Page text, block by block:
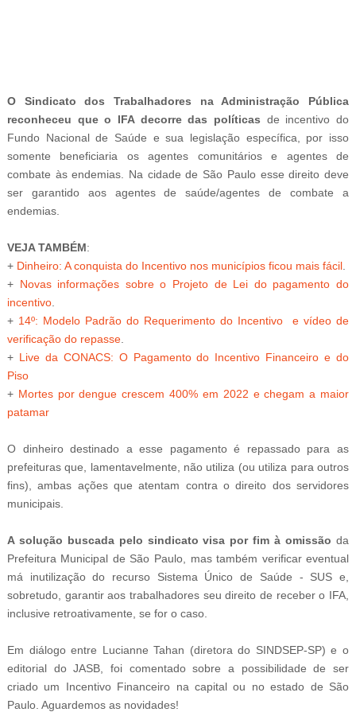
O Sindicato dos Trabalhadores na Administração Pública
reconheceu que o IFA decorre das políticas de incentivo do
Fundo Nacional de Saúde e sua legislação específica, por isso
somente beneficiaria os agentes comunitários e agentes de
combate às endemias. Na cidade de São Paulo esse direito deve
ser garantido aos agentes de saúde/agentes de combate a
endemias.
VEJA TAMBÉM:
+ Dinheiro: A conquista do Incentivo nos municípios ficou mais fácil.
+ Novas informações sobre o Projeto de Lei do pagamento do
incentivo.
+ 14º: Modelo Padrão do Requerimento do Incentivo e vídeo de
verificação do repasse.
+ Live da CONACS: O Pagamento do Incentivo Financeiro e do
Piso
+ Mortes por dengue crescem 400% em 2022 e chegam a maior
patamar
O dinheiro destinado a esse pagamento é repassado para as
prefeituras que, lamentavelmente, não utiliza (ou utiliza para outros
fins), ambas ações que atentam contra o direito dos servidores
municipais.
A solução buscada pelo sindicato visa por fim à omissão da
Prefeitura Municipal de São Paulo, mas também verificar eventual
má inutilização do recurso Sistema Único de Saúde - SUS e,
sobretudo, garantir aos trabalhadores seu direito de receber o IFA,
inclusive retroativamente, se for o caso.
Em diálogo entre Lucianne Tahan (diretora do SINDSEP-SP) e o
editorial do JASB, foi comentado sobre a possibilidade de ser
criado um Incentivo Financeiro na capital ou no estado de São
Paulo. Aguardemos as novidades!